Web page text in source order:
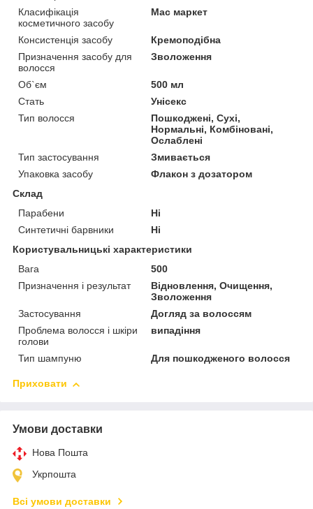
Класифікація
косметичного засобу
Мас маркет
Консистенція засобу
Кремоподібна
Призначення засобу для
волосся
Зволоження
Об`єм
500 мл
Стать
Унісекс
Тип волосся
Пошкоджені, Сухі,
Нормальні, Комбіновані,
Ослаблені
Тип застосування
Змивається
Упаковка засобу
Флакон з дозатором
Склад
Парабени
Ні
Синтетичні барвники
Ні
Користувальницькі характеристики
Вага
500
Призначення і результат
Відновлення, Очищення,
Зволоження
Застосування
Догляд за волоссям
Проблема волосся і шкіри
голови
випадіння
Тип шампуню Для пошкодженого волосся
Приховати
Умови доставки
Нова Пошта
Укрпошта
Всі умови доставки